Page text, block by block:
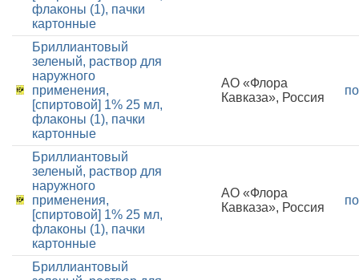
флаконы (1), пачки
картонные
Бриллиантовый
зеленый, раствор для
наружного
применения,
[спиртовой] 1% 25 мл,
флаконы (1), пачки
картонные
АО «Флора
Кавказа», Россия
Бриллиантовый
зеленый, раствор для
наружного
применения,
[спиртовой] 1% 25 мл,
флаконы (1), пачки
картонные
АО «Флора
Кавказа», Россия
Бриллиантовый